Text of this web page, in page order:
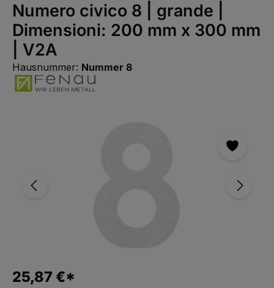
Numero civico 8 | grande |
Dimensioni: 200 mm x 300 mm
| V2A
Hausnummer: Nummer 8
25,87 €*